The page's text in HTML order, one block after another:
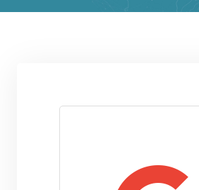
ッ